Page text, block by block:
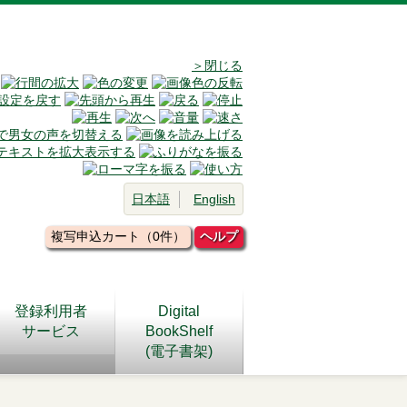
＞閉じる
日本語 English
複写申込カート（0件） ヘルプ
登録利用者
サービス
Digital
BookShelf
(電子書架)